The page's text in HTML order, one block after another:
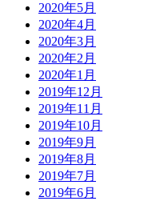
2020年5月
2020年4月
2020年3月
2020年2月
2020年1月
2019年12月
2019年11月
2019年10月
2019年9月
2019年8月
2019年7月
2019年6月